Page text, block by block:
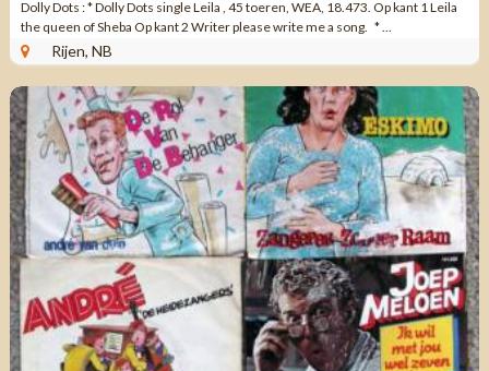
Dolly Dots : * Dolly Dots single Leila , 45 toeren, WEA, 18.473. Op kant 1 Leila
the queen of Sheba Op kant 2 Writer please write me a song. * ...
Rijen, NB